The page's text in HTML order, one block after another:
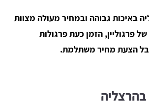
באיכות גבוהה ובמחיר מעולה מצוות
פרגוליין, הזמן כעת פרגולות
הצעת מחיר משתלמת.
בהרצליה